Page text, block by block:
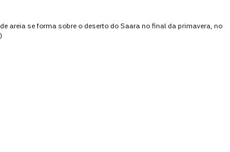
areia se forma sobre o deserto do Saara no final da primavera, no